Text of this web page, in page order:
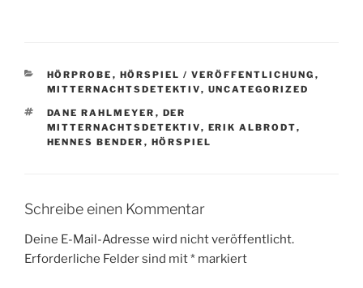
KATEGORIEN
HÖRPROBE , HÖRSPIEL / VERÖFFENTLICHUNG ,
MITTERNACHTSDETEKTIV, UNCATEGORIZED
SCHLAGWÖRTER
DANE RAHLMEYER , DER
MITTERNACHTSDETEKTIV, ERIK ALBRODT,
HENNES BENDER , HÖRSPIEL
Schreibe einen Kommentar
Deine E-Mail-Adresse wird nicht veröffentlicht.
Erforderliche Felder sind mit* markiert